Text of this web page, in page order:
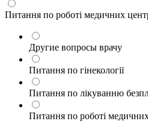
Питання по роботі медичних
Другие вопросы врачу
Питання по гінекології
Питання по лікуванню
Питання по роботі